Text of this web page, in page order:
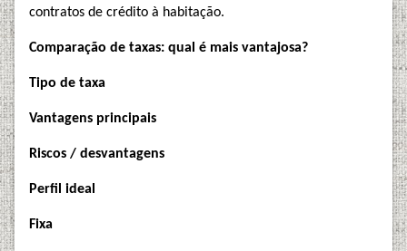
contratos de crédito à habitação.
Comparação de taxas: qual é mais vantajosa?
Tipo de taxa
Vantagens principais
Riscos / desvantagens
Perfil ideal
Fixa